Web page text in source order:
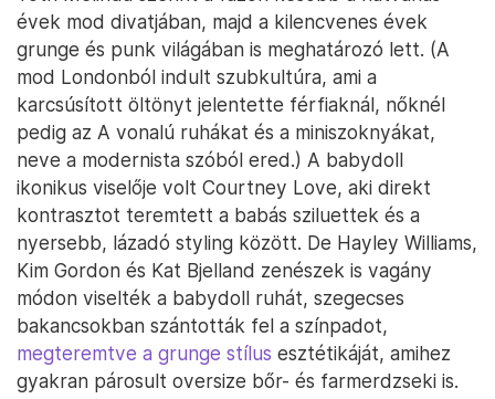
évek mod divatjában, majd a kilencvenes évek
grunge és punk világában is meghatározó lett. (A
mod Londonból indult szubkultúra, ami a
karcsúsított öltönyt jelentette férfiaknál, nőknél
pedig az A vonalú ruhákat és a miniszoknyákat,
neve a modernista szóból ered.) A babydoll
ikonikus viselője volt Courtney Love, aki direkt
kontrasztot teremtett a babás sziluettek és a
nyersebb, lázadó styling között. De Hayley Williams,
Kim Gordon és Kat Bjelland zenészek is vagány
módon viselték a babydoll ruhát, szegecses
bakancsokban szántották fel a színpadot,
megteremtve a grunge stílus esztétikáját, amihez
gyakran párosult oversize bőr- és farmerdzseki is.